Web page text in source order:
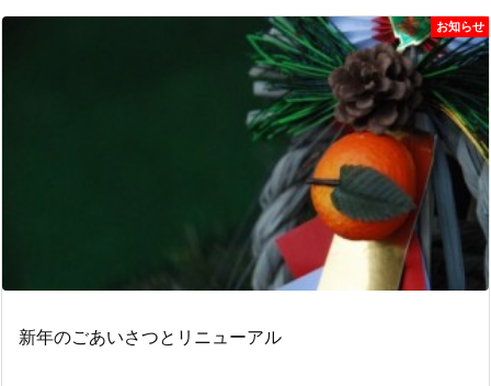
お知らせ
新年のごあいさつとリニューアル